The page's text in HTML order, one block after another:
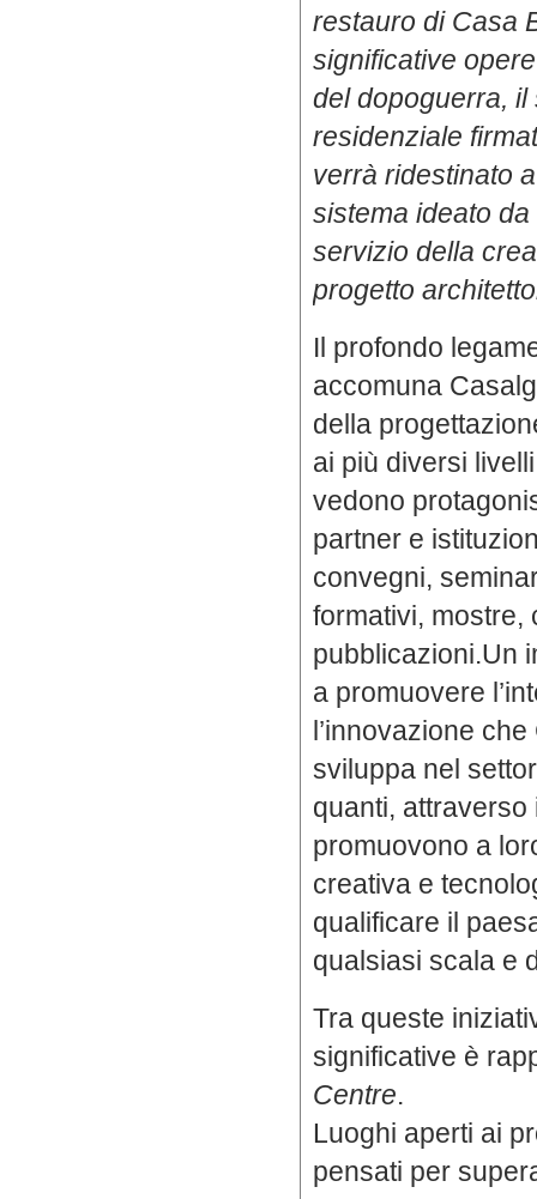
restauro di Casa
significative
del dopoguerra,
residenziale
verrà ridestinato
sistema ideato
servizio della
progetto
Il profondo
accomuna
della
ai più diversi
vedono
partner e
convegni,
formativi, mostre,
pubblicazioni.Un
a promuovere
l’innovazione
sviluppa nel
quanti, attraverso
promuovono a
creativa e
qualificare il
qualsiasi scala e
Tra queste
significative è
Centre.
Luoghi aperti ai
pensati per